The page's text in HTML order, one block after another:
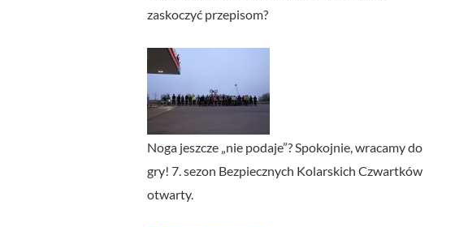
zaskoczyć przepisom?
Noga jeszcze „nie podaje”? Spokojnie, wracamy do
gry! 7. sezon Bezpiecznych Kolarskich Czwartków
otwarty.